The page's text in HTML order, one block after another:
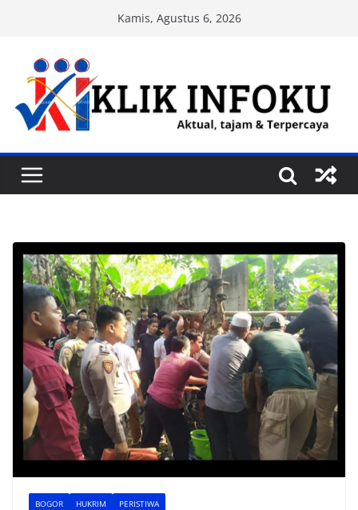
content
Kamis, Agustus 6, 2026
BOGOR HUKRIM PERISTIWA